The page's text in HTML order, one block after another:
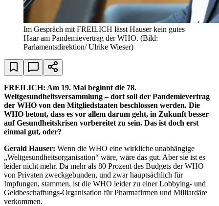
Im Gespräch mit FREILICH lässt Hauser kein gutes
Haar am Pandemievertrag der WHO. (Bild:
Parlamentsdirektion/ Ulrike Wieser)
FREILICH: Am 19. Mai beginnt die 78.
Weltgesundheitsversammlung – dort soll der Pandemievertrag
der WHO von den Mitgliedstaaten beschlossen werden. Die
WHO betont, dass es vor allem darum geht, in Zukunft besser
auf Gesundheitskrisen vorbereitet zu sein. Das ist doch erst
einmal gut, oder?
Gerald Hauser: Wenn die WHO eine wirkliche unabhängige
„Weltgesundheitsorganisation“ wäre, wäre das gut. Aber sie ist es
leider nicht mehr. Da mehr als 80 Prozent des Budgets der WHO
von Privaten zweckgebunden, und zwar hauptsächlich für
Impfungen, stammen, ist die WHO leider zu einer Lobbying- und
Geldbeschaffungs-Organisation für Pharmafirmen und Milliardäre
verkommen.